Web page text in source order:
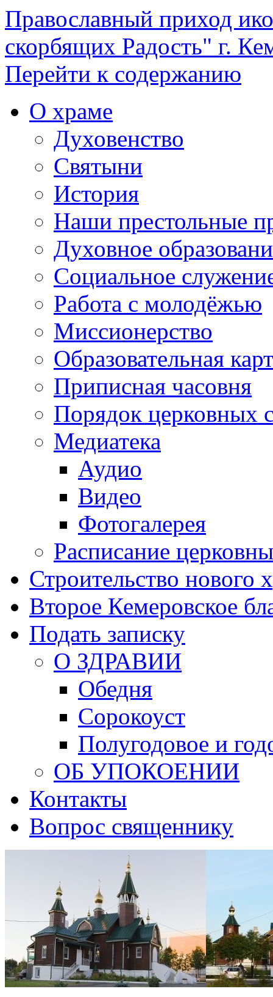
Православный приход
скорбящих Радость" г.
Перейти к содержанию
О храме
Духовенство
Святыни
История
Наши престольные
Духовное
Социальное
Работа с молодёжью
Миссионерство
Образовательная
Приписная часовня
Порядок церковных
Медиатека
Аудио
Видео
Фотогалерея
Расписание
Строительство нового
Второе Кемеровское
Подать записку
О ЗДРАВИИ
Обедня
Сорокоуст
Полугодовое и
ОБ УПОКОЕНИИ
Контакты
Вопрос священнику